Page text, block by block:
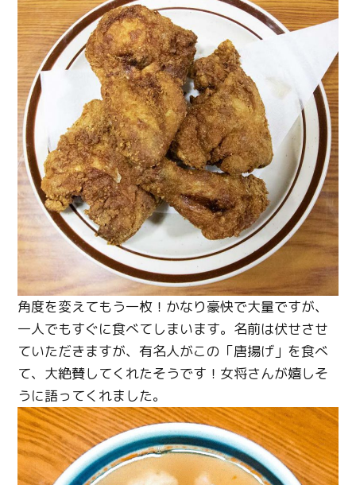
角度を変えてもう一枚！かなり豪快で大量ですが、
一人でもすぐに食べてしまいます。名前は伏せさせ
ていただきますが、有名人がこの「唐揚げ」を食べ
て、大絶賛してくれたそうです！女将さんが嬉しそ
うに語ってくれました。
Twitter
Facebook
Line
Copy URL